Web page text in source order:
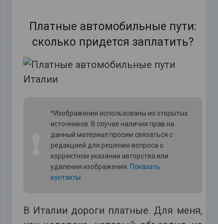
Платные автомобильные пути:
сколько придется заплатить?
*Изображения использованы из открытых
источников. В случае наличия прав на
данный материал просим связаться с
редакцией для решения вопроса о
корректном указании авторства или
удаления изображения. Показать
контакты
В Италии дороги платные. Для меня,